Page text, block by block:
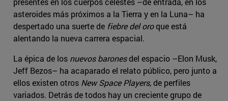
asteroides más próximos a la Tierra y en la Luna– ha
despertado una suerte de fiebre del oroque está
alentando la nueva carrera espacial.
La épica de los nuevos baronesdel espacio –Elon Musk,
Jeff Bezos– ha acaparado el relato público, pero junto a
ellos existen otros New Space Players, de perfiles
variados. Detrás de todos hay un creciente grupo de